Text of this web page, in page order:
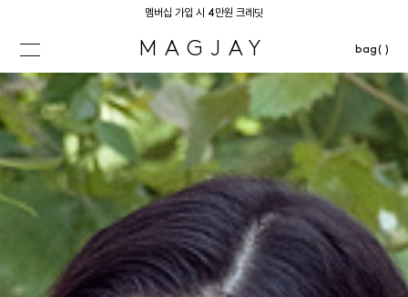
멤버십 가입 시 4만원 크레딧
MAGJAY bag( )